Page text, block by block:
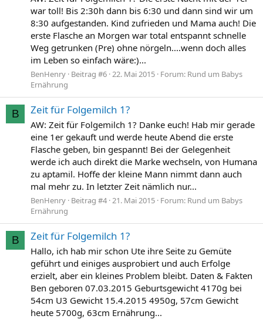
war toll! Bis 2:30h dann bis 6:30 und dann sind wir um
8:30 aufgestanden. Kind zufrieden und Mama auch! Die
erste Flasche an Morgen war total entspannt schnelle
Weg getrunken (Pre) ohne nörgeln....wenn doch alles
im Leben so einfach wäre:)...
BenHenry Beitrag #6 22. Mai 2015 Forum: Rund um Babys
Ernährung
B Zeit für Folgemilch 1?
AW: Zeit für Folgemilch 1? Danke euch! Hab mir gerade
eine 1er gekauft und werde heute Abend die erste
Flasche geben, bin gespannt! Bei der Gelegenheit
werde ich auch direkt die Marke wechseln, von Humana
zu aptamil. Hoffe der kleine Mann nimmt dann auch
mal mehr zu. In letzter Zeit nämlich nur...
BenHenry Beitrag #4 21. Mai 2015 Forum: Rund um Babys
Ernährung
B Zeit für Folgemilch 1?
Hallo, ich hab mir schon Ute ihre Seite zu Gemüte
geführt und einiges ausprobiert und auch Erfolge
erzielt, aber ein kleines Problem bleibt. Daten & Fakten
Ben geboren 07.03.2015 Geburtsgewicht 4170g bei
54cm U3 Gewicht 15.4.2015 4950g, 57cm Gewicht
heute 5700g, 63cm Ernährung...